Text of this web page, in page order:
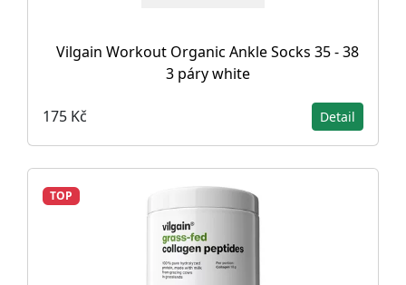
Vilgain Workout Organic Ankle Socks 35 - 38
3 páry white
175 Kč Detail
TOP